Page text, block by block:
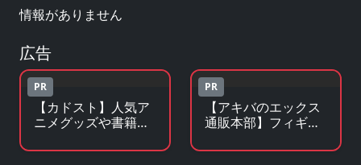
情報がありません
広告
PR
【カドスト】人気ア
ニメグッズや書籍の
ラインストア
PR
【アキバのエックス
通販本部】フィギュ
ッズがアキバ価格で